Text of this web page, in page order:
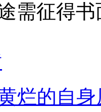
需征得
烂的自身